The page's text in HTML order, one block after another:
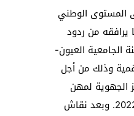
المستوى الوطني
يرافقه من ردود
الجامعية العيون-
الرقمية وذلك من أجل
الجهوية لمهن
التربية والتكوين ومركز التوجيه والتخطيط التربوي المنعقد يوم السبت 08 يناير 2022. وبعد نقاش